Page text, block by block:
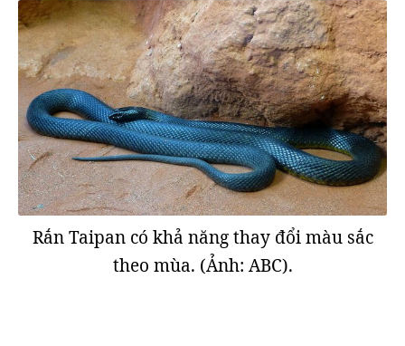
Rắn Taipan có khả năng thay đổi màu sắc
theo mùa. (Ảnh: ABC).